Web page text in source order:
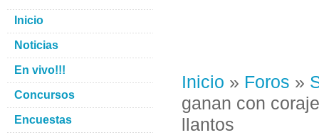
Inicio » Foros »
ganan con
llantos
Inicio
Noticias
En vivo!!!
Concursos
Encuestas